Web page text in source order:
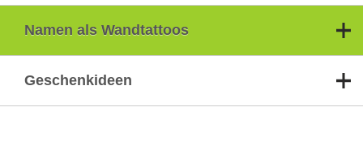
Namen als Wandtattoos
Geschenkideen